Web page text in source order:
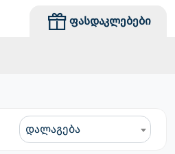
ფასდაკლებები
დალაგება